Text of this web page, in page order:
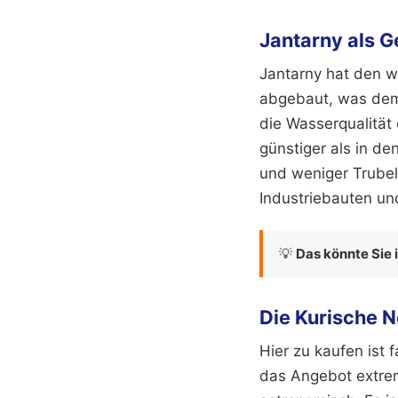
Jantarny als
Jantarny hat den
abgebaut, was
die
günstiger als in
und weniger
Industriebauten
💡 Das könnte
Die Kurische
Hier zu kaufen ist
das Angebot